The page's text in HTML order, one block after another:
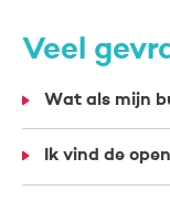
Veel
Wat als mijn
Ik vind de